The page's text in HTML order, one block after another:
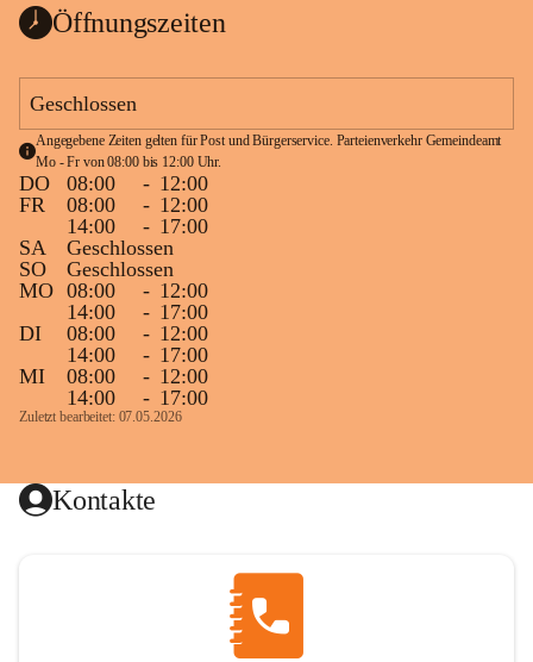
Öffnungszeiten
Geschlossen
Angegebene Zeiten gelten für Post und Bürgerservice. Parteienverkehr Gemeindeamt
Mo - Fr von 08:00 bis 12:00 Uhr.
DO 08:00 - 12:00
FR
08:00 - 12:00
14:00
- 17:00
SA
Geschlossen
SO
Geschlossen
MO 08:00 - 12:00
14:00
- 17:00
DI
08:00 - 12:00
14:00
- 17:00
MI
08:00 - 12:00
14:00
- 17:00
Zuletzt bearbeitet: 07.05.2026
Kontakte